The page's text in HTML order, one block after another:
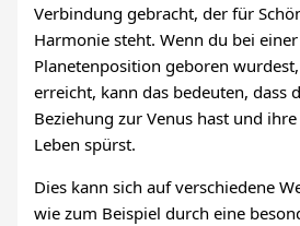
Verbindung gebracht, der für
Harmonie steht. Wenn du bei
Planetenposition geboren
erreicht, kann das bedeuten, dass
Beziehung zur Venus hast und
Leben spürst.
Dies kann sich auf verschiedene
wie zum Beispiel durch eine